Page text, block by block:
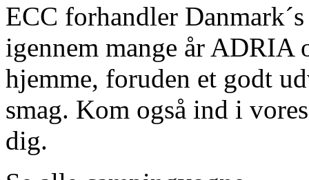
ECC forhandler
igennem mange år ADRIA
hjemme, foruden et godt
smag. Kom også ind i
dig.